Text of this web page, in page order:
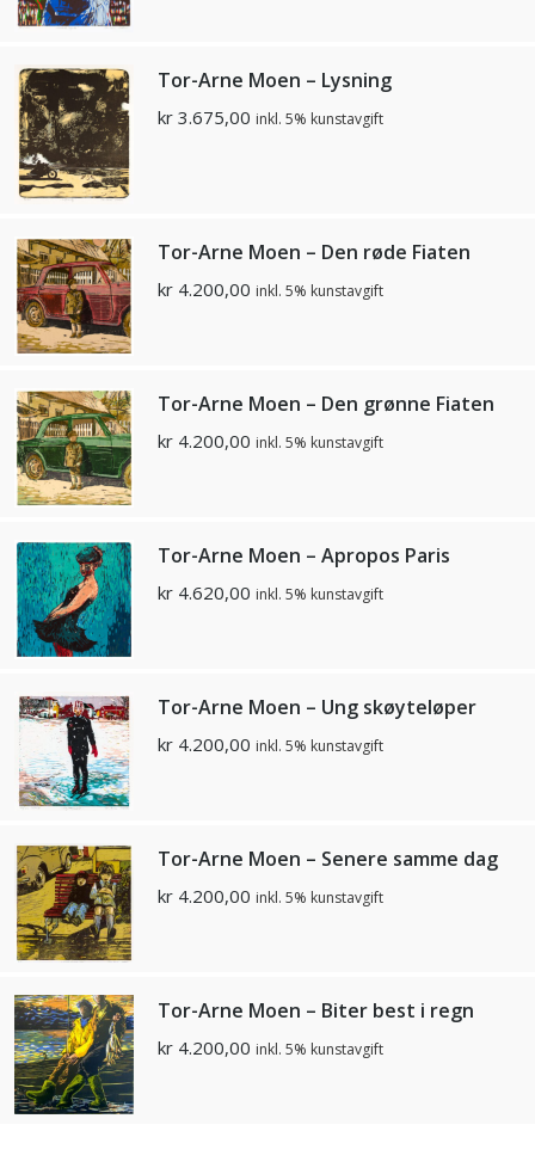
Tor-Arne Moen – Lysning
kr 3.675,00 inkl. 5% kunstavgift
Tor-Arne Moen – Den røde Fiaten
kr 4.200,00 inkl. 5% kunstavgift
Tor-Arne Moen – Den grønne Fiaten
kr 4.200,00 inkl. 5% kunstavgift
Tor-Arne Moen – Apropos Paris
kr 4.620,00 inkl. 5% kunstavgift
Tor-Arne Moen – Ung skøyteløper
kr 4.200,00 inkl. 5% kunstavgift
Tor-Arne Moen – Senere samme dag
kr 4.200,00 inkl. 5% kunstavgift
Tor-Arne Moen – Biter best i regn
kr 4.200,00 inkl. 5% kunstavgift